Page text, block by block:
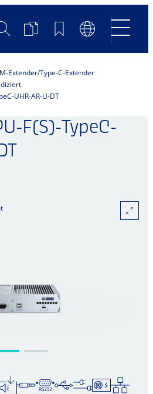
Produktvergleich
Merkliste
Extender Type-C-Extender
UHR-AR-U-DT
F(S)-TypeC-